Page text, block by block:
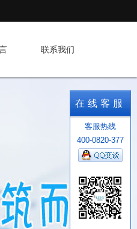
联系我们
在线客服
客服热线
400-0820-377